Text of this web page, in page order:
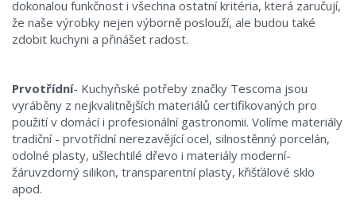
dokonalou funkčnost i všechna ostatní kritéria, která zaručují,
že naše výrobky nejen výborně poslouží, ale budou také
zdobit kuchyni a přinášet radost.
Prvotřídní- Kuchyňské potřeby značky Tescoma jsou
vyráběny z nejkvalitnějších materiálů certifikovaných pro
použití v domácí i profesionální gastronomii. Volíme materiály
tradiční - prvotřídní nerezavějící ocel, silnostěnný porcelán,
odolné plasty, ušlechtilé dřevo i materiály moderní-
žáruvzdorný silikon, transparentní plasty, křišťálové sklo
apod.